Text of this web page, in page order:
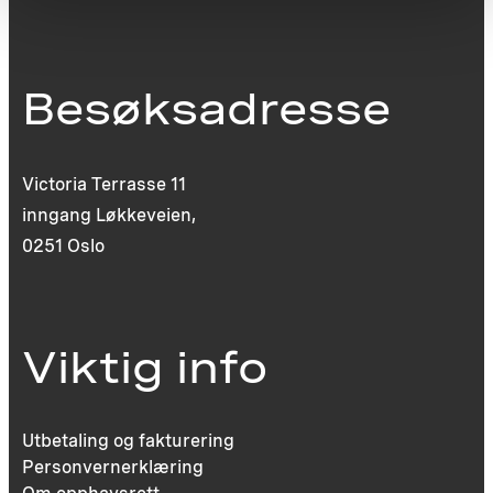
Besøksadresse
Victoria Terrasse 11
inngang Løkkeveien,
0251 Oslo
Viktig info
Utbetaling og fakturering
Personvernerklæring